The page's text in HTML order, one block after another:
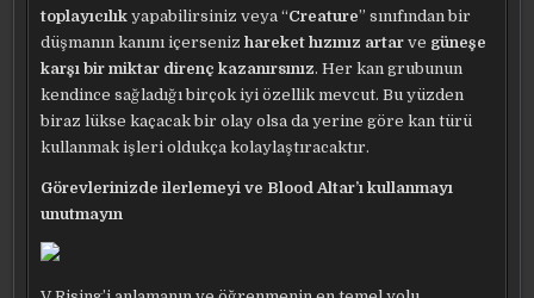
toplayıcılık yapabilirsiniz veya “Creature” sınıfından bir
düşmanın kanını içersenizhareket hızınız artar ve güneşe
karşı bir miktar direnç kazanırsınız. Her kan grubunun
kendince sağladığı birçok iyi özellik mevcut. Bu yüzden
biraz lükse kaçacak bir olay olsa da yerine göre kan türü
kullanmak işleri oldukça kolaylaştıracaktır.
Görevlerinizde ilerlemeyi ve Blood Altar’ı kullanmayı
unutmayın